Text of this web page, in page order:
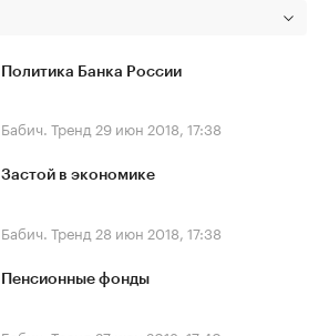
Политика Банка России
Бабич. Тренд 29 июн 2018, 17:38
Застой в экономике
Бабич. Тренд 28 июн 2018, 17:38
Пенсионные фонды